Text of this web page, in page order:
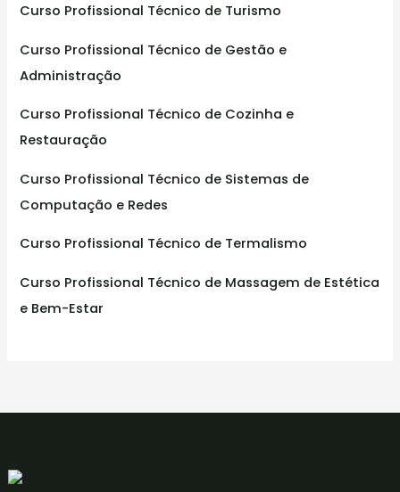
r
:
Curso Profissional Técnico de Turismo
Curso Profissional Técnico de Gestão e
Administração
Curso Profissional Técnico de Cozinha e
Restauração
Curso Profissional Técnico de Sistemas de
Computação e Redes
Curso Profissional Técnico de Termalismo
Curso Profissional Técnico de Massagem de Estética
e Bem-Estar